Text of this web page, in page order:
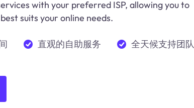
with your preferred ISP, allowing you to
suits your online needs.
直观的自助服务 全天候支持团队